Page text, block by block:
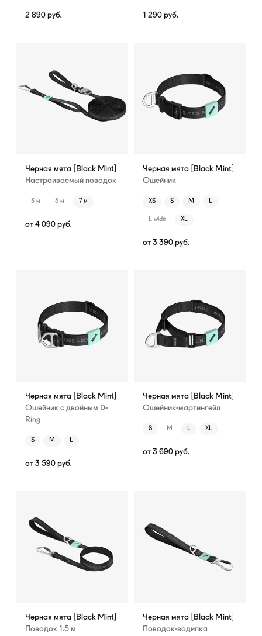
2 890 руб. 1 290 руб.
Черная мята [Black Mint]
Настраиваемый поводок
3 м 5 м 7 м
от 4 090 руб.
Черная мята [Black Mint]
Ошейник
XS S M L
L wide XL
от 3 390 руб.
Черная мята [Black Mint]
Ошейник с двойным D-
Ring
S M L
от 3 590 руб.
Черная мята [Black Mint]
Ошейник-мартингейл
S M L XL
от 3 690 руб.
Черная мята [Black Mint]
Поводок 1.5 м
Черная мята [Black Mint]
Поводок-водилка